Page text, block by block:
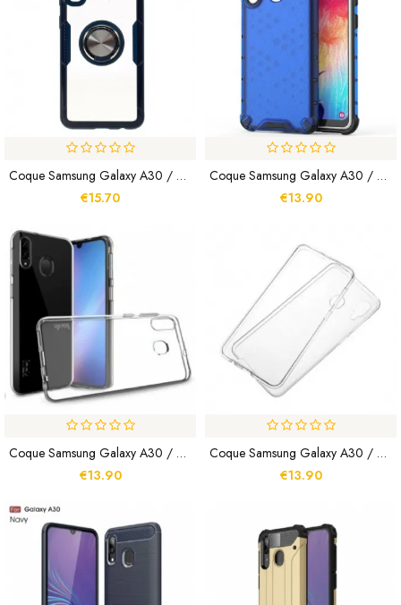
Coque Samsung Galaxy A30 / A20 Transparente Avec Anneau-Support
€15.70
Coque Samsung Galaxy A30 / A20 Style Nid D'Abeille
€13.90
Coque Samsung Galaxy A30 / A20 Transparente
€13.90
Coque Samsung Galaxy A30 / A20 Transparente Max
€13.90